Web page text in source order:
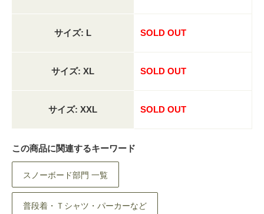
サイズ: L SOLD OUT
サイズ: XL SOLD OUT
サイズ: XXL SOLD OUT
この商品に関連するキーワード
スノーボード部門 一覧
普段着・Ｔシャツ・パーカーなど